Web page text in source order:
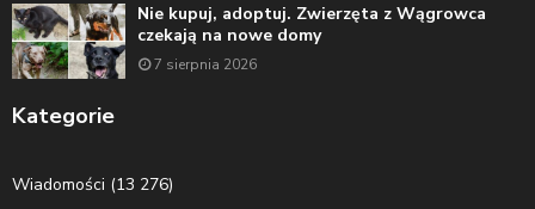
Nie kupuj, adoptuj. Zwierzęta z Wągrowca
czekają na nowe domy
7 sierpnia 2026
Kategorie
Wiadomości (13 276)